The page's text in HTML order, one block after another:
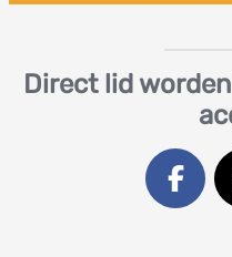
Direct lid